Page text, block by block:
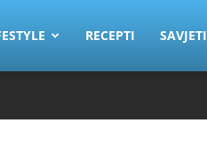
RECEPTI SAVJETI